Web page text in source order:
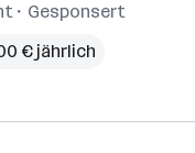
Gesponsert
€ jährlich